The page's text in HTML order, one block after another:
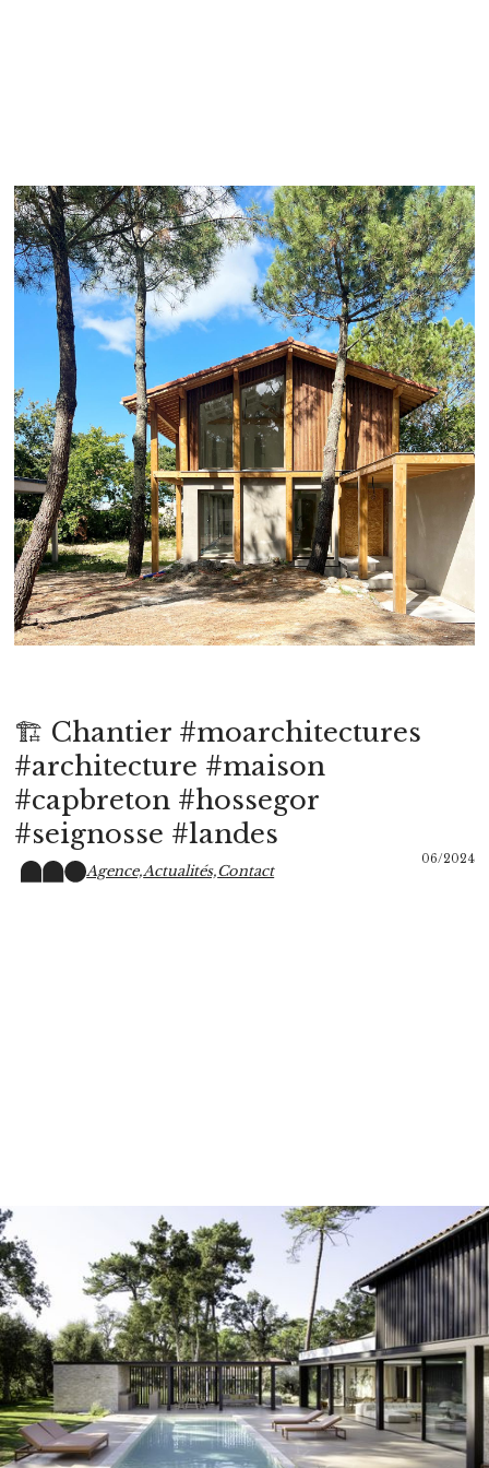
🏗️ Chantier #moarchitectures
#architecture #maison
#capbreton #hossegor
#seignosse #landes
06/2024
Agence,Actualités,Contact